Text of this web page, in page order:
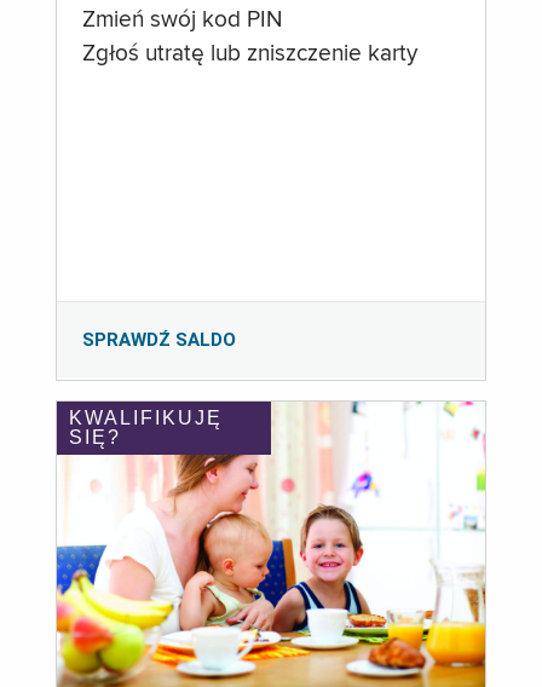
Zmień swój kod PIN
Zgłoś utratę lub zniszczenie karty
SPRAWDŹ SALDO
KWALIFIKUJĘ
SIĘ?